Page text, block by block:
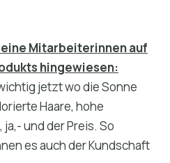
Mitarbeiterinnen auf
hingewiesen:
jetzt wo die Sonne
Haare, hohe
und der Preis. So
es auch der Kundschaft